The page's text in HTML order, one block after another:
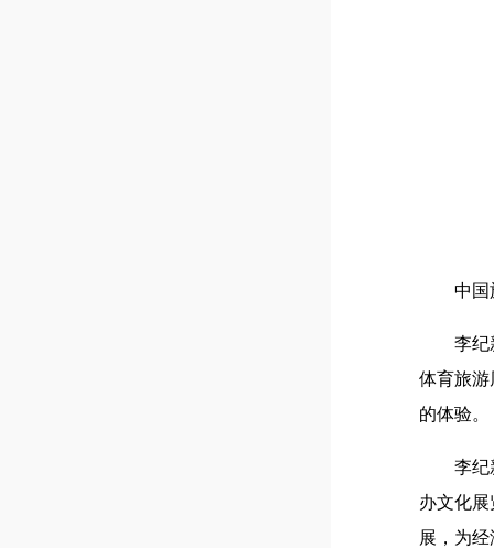
中国
李纪
体育旅
的体验。
李纪
办文化
展，为